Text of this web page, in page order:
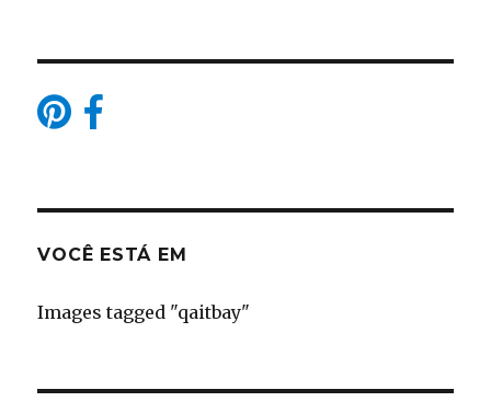
VOCÊ ESTÁ EM
Images tagged "qaitbay"